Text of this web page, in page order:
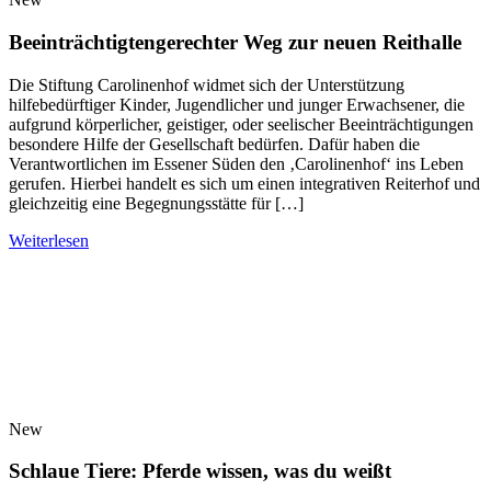
Beeinträchtigtengerechter Weg zur neuen Reithalle
Die Stiftung Carolinenhof widmet sich der Unterstützung
hilfebedürftiger Kinder, Jugendlicher und junger Erwachsener, die
aufgrund körperlicher, geistiger, oder seelischer Beeinträchtigungen
besondere Hilfe der Gesellschaft bedürfen. Dafür haben die
Verantwortlichen im Essener Süden den ‚Carolinenhof‘ ins Leben
gerufen. Hierbei handelt es sich um einen integrativen Reiterhof und
gleichzeitig eine Begegnungsstätte für […]
Weiterlesen
New
Schlaue Tiere: Pferde wissen, was du weißt